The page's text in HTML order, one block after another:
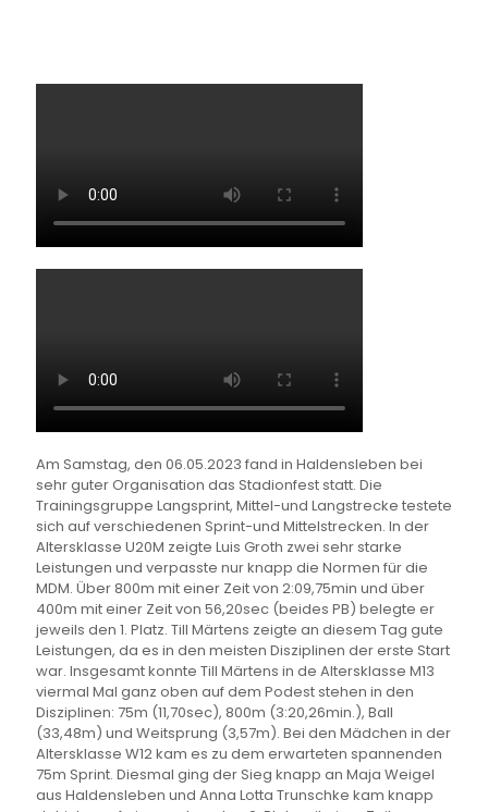
Am Samstag, den 06.05.2023 fand in Haldensleben bei
sehr guter Organisation das Stadionfest statt. Die
Trainingsgruppe Langsprint, Mittel-und Langstrecke testete
sich auf verschiedenen Sprint-und Mittelstrecken. In der
Altersklasse U20M zeigte Luis Groth zwei sehr starke
Leistungen und verpasste nur knapp die Normen für die
MDM. Über 800m mit einer Zeit von 2:09,75min und über
400m mit einer Zeit von 56,20sec (beides PB) belegte er
jeweils den 1. Platz. Till Märtens zeigte an diesem Tag gute
Leistungen, da es in den meisten Disziplinen der erste Start
war. Insgesamt konnte Till Märtens in de Altersklasse M13
viermal Mal ganz oben auf dem Podest stehen in den
Disziplinen: 75m (11,70sec), 800m (3:20,26min.), Ball
(33,48m) und Weitsprung (3,57m). Bei den Mädchen in der
Altersklasse W12 kam es zu dem erwarteten spannenden
75m Sprint. Diesmal ging der Sieg knapp an Maja Weigel
aus Haldensleben und Anna Lotta Trunschke kam knapp